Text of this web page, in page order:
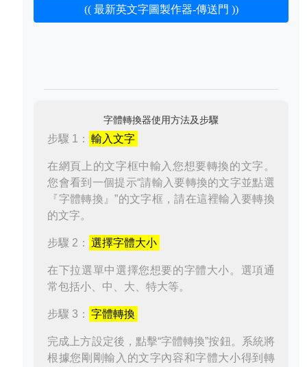
(( 最新英文字圖製作器-傳送門 ))
字體轉換器使用方法及步驟
步驟 1： 輸入文字
在網頁上的文字框中輸入您想要轉換的文字。
您會看到一個提示“請輸入要轉換的文字並點選
『字體轉換』”的文字框，請在這裡輸入要轉換
的文字。
步驟 2： 選擇字體大小
在下拉選單中選擇您想要的字體大小。選項通
常包括小、中、大、特大等。
步驟 3： 字體轉換
完成上方設定後，點擊“字體轉換”按鈕。系統將
根據您剛剛輸入的文字內容和字體大小得到轉